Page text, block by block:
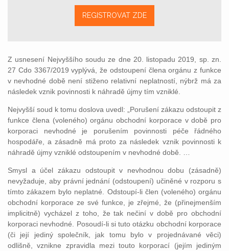
REGISTROVAT ZDE
Z usnesení Nejvyššího soudu ze dne 20. listopadu 2019, sp. zn.
27 Cdo 3367/2019vyplývá, že odstoupení člena orgánu z funkce
v nevhodné době není stiženo relativní neplatností, nýbrž má za
následek vznik povinnosti k náhradě újmy tím vzniklé.
Nejvyšší soud k tomu doslova uvedl: „Porušení zákazu odstoupit z
funkce člena (voleného) orgánu obchodní korporace v době pro
korporaci nevhodné je porušením povinnosti péče řádného
hospodáře, a zásadně má proto za následek vznik povinnosti k
náhradě újmy vzniklé odstoupením v nevhodné době. …
Smysl a účel zákazu odstoupit v nevhodnou dobu (zásadně)
nevyžaduje, aby právní jednání (odstoupení) učiněné v rozporu s
tímto zákazem bylo neplatné. Odstoupí-li člen (voleného) orgánu
obchodní korporace ze své funkce, je zřejmé, že (přinejmenším
implicitně) vycházel z toho, že tak nečiní v době pro obchodní
korporaci nevhodné. Posoudí-li si tuto otázku obchodní korporace
(či její jediný společník, jak tomu bylo v projednávané věci)
odlišně, vznikne zpravidla mezi touto korporací (jejím jediným